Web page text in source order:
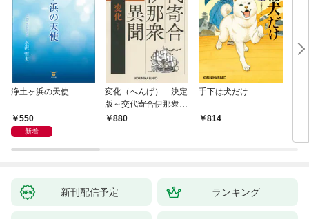
浄土ヶ浜の天使
550
新着
変化（へんげ） 決定
版～交代寄合伊那衆異
聞（1）～
880
手下は犬だけ
814
新刊配信予定 ランキング